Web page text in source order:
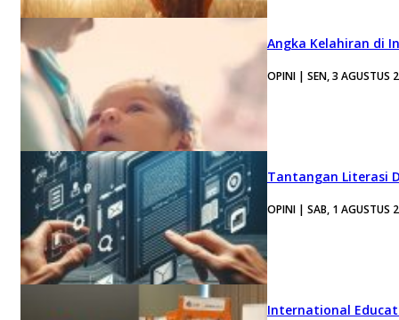
Angka Kelahiran di
OPINI | SEN, 3 AGUSTUS
Tantangan Literasi
OPINI | SAB, 1 AGUSTUS
International